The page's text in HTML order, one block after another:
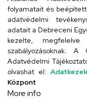
UD
folyamatait és
adatvédelmi
adatait a Debreceni
kezelte,
szabályozásoknak.
Adatvédelmi
olvashat el:
Központ
More info